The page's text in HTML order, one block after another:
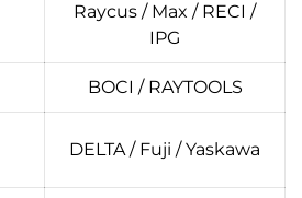
Raycus / Max / RECI /
IPG
BOCI / RAYTOOLS
DELTA / Fuji / Yaskawa